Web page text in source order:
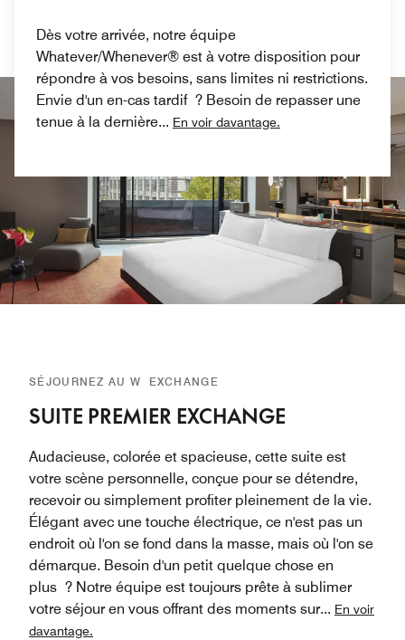
Dès votre arrivée, notre équipe
Whatever/Whenever® est à votre disposition pour
répondre à vos besoins, sans limites ni restrictions.
Envie d'un en-cas tardif ? Besoin de repasser une
tenue à la dernière... En voir davantage.
SÉJOURNEZ AU W EXCHANGE
SUITE PREMIER EXCHANGE
Audacieuse, colorée et spacieuse, cette suite est
votre scène personnelle, conçue pour se détendre,
recevoir ou simplement profiter pleinement de la vie.
Élégant avec une touche électrique, ce n'est pas un
endroit où l'on se fond dans la masse, mais où l'on se
démarque. Besoin d'un petit quelque chose en
plus ? Notre équipe est toujours prête à sublimer
votre séjour en vous offrant des moments sur... En voir
davantage.